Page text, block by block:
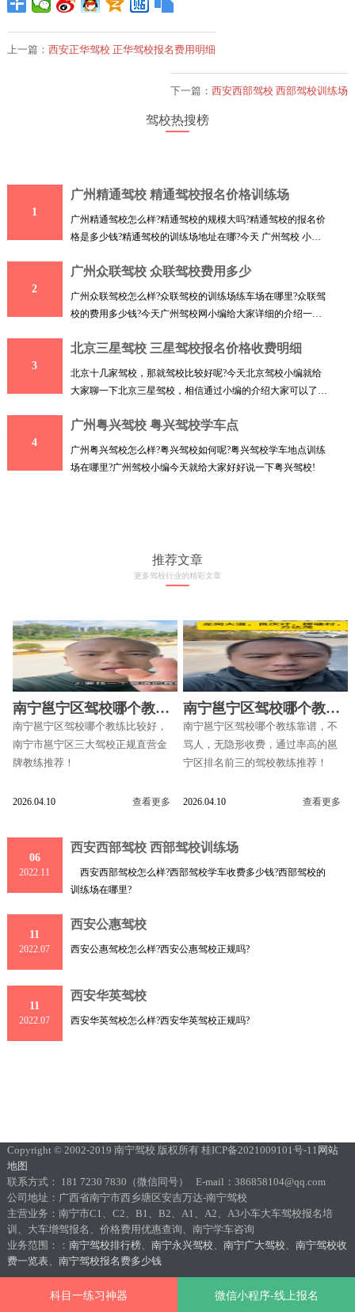
上一篇： 西安正华驾校 正华驾校报名费用明细
下一篇：西安西部驾校 西部驾校训练场
驾校热搜榜
1
广州精通驾校 精通驾校报名价格训练场
广州精通驾校怎么样?精通驾校的规模大吗?精通驾校的报名价
格是多少钱?精通驾校的训练场地址在哪?今天 广州驾校 小编
2
广州众联驾校 众联驾校费用多少
广州众联驾校怎么样?众联驾校的训练场练车场在哪里?众联驾
校的费用多少钱?今天广州驾校网小编给大家详细的介绍一下
3
北京三星驾校 三星驾校报名价格收费明细
北京十几家驾校，那就驾校比较好呢?今天北京驾校小编就给
大家聊一下北京三星驾校，相信通过小编的介绍大家可以了解
4
广州粤兴驾校 粤兴驾校学车点
广州粤兴驾校怎么样?粤兴驾校如何呢?粤兴驾校学车地点训练
场在哪里?广州驾校小编今天就给大家好好说一下粤兴驾校!
推荐文章
更多驾校行业的精彩文章
南宁邕宁区驾校哪个教练
比较好
南宁邕宁区驾校哪个教练比较好，
南宁市邕宁区三大驾校正规直营金
牌教练推荐！
2026.04.10 查看更多
南宁邕宁区驾校哪个教练
靠谱
南宁邕宁区驾校哪个教练靠谱，不
骂人，无隐形收费，通过率高的邕
宁区排名前三的驾校教练推荐！
2026.04.10 查看更多
06
2022.11
西安西部驾校 西部驾校训练场
西安西部驾校怎么样?西部驾校学车收费多少钱?西部驾校的
训练场在哪里?
11
2022.07
西安公惠驾校
西安公惠驾校怎么样?西安公惠驾校正规吗?
11
2022.07
西安华英驾校
西安华英驾校怎么样?西安华英驾校正规吗?
科目一练习神器 微信小程序-线上报名
Copyright © 2002-2019 南宁驾校 版权所有 桂ICP备2021009101号-11 网站
地图
联系方式： 181 7230 7830（微信同号） E-mail：386858104@qq.com
公司地址：广西省南宁市西乡塘区安吉万达-南宁驾校
主营业务：南宁市C1、C2、B1、B2、A1、A2、A3小车大车驾校报名培
训、大车增驾报名、价格费用优惠查询、南宁学车咨询
业务范围：： 南宁驾校排行榜、 南宁永兴驾校 南宁广大驾校
南宁驾校收
费一览表、 南宁驾校报名费多少钱